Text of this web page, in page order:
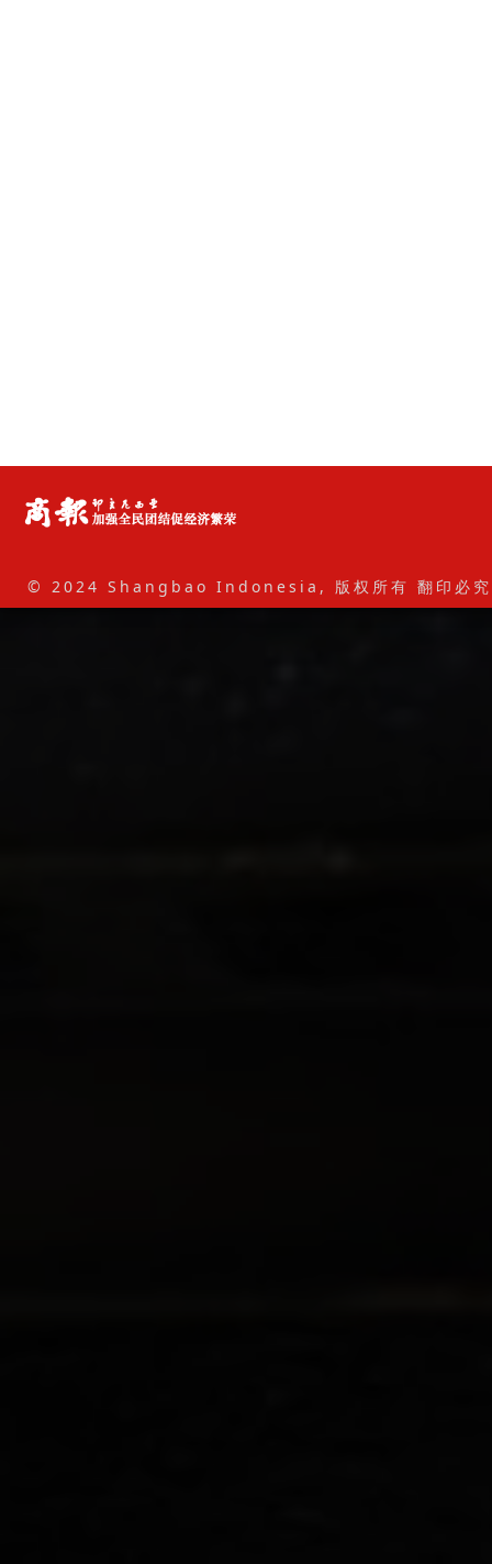
© 2024 Shangbao Indonesia, 版权所有 翻印必